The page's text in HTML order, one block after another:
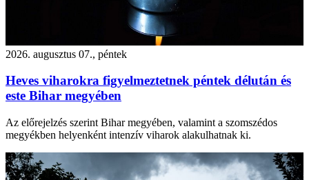
2026. augusztus 07., péntek
Heves viharokra figyelmeztetnek péntek délután és
este Bihar megyében
Az előrejelzés szerint Bihar megyében, valamint a szomszédos
megyékben helyenként intenzív viharok alakulhatnak ki.